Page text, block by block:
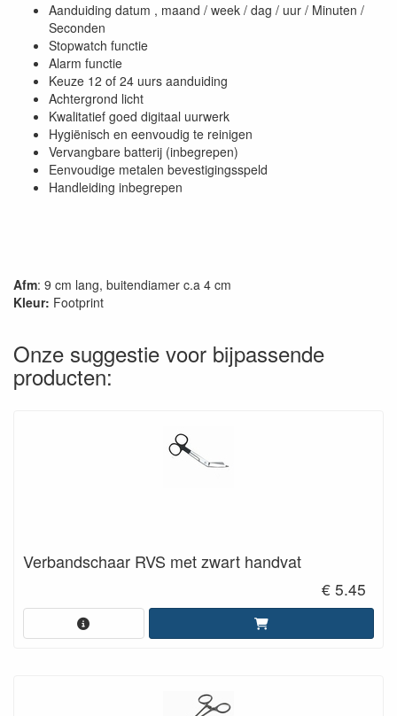
Aanduiding datum , maand / week / dag / uur / Minuten /
Seconden
Stopwatch functie
Alarm functie
Keuze 12 of 24 uurs aanduiding
Achtergrond licht
Kwalitatief goed digitaal uurwerk
Hygiënisch en eenvoudig te reinigen
Vervangbare batterij (inbegrepen)
Eenvoudige metalen bevestigingsspeld
Handleiding inbegrepen
Afm: 9 cm lang, buitendiamer c.a 4 cm
Kleur: Footprint
Onze suggestie voor bijpassende
producten:
Verbandschaar RVS met zwart handvat
€ 5.45